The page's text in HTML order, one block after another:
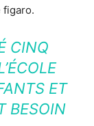
figaro.
CINQ
ET
BESOIN